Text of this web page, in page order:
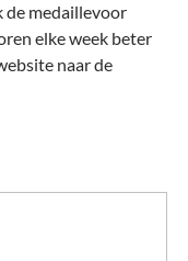
de medaillevoor
elke week beter
naar de